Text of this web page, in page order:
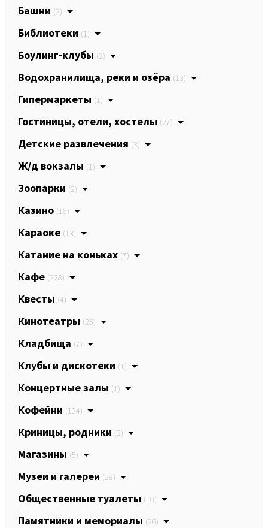
Башни (2)
Библиотеки (1)
Боулинг-клубы (2)
Водохранилища, реки и озёра (13)
Гипермаркеты (1)
Гостиницы, отели, хостелы (27)
Детские развлечения (3)
Ж/д вокзалы (1)
Зоопарки (2)
Казино (16)
Караоке (13)
Катание на коньках (7)
Кафе (228)
Квесты (4)
Кинотеатры (25)
Кладбища (7)
Клубы и дискотеки (1)
Концертные залы (1)
Кофейни (134)
Криницы, родники (3)
Магазины (5)
Музеи и галереи (29)
Общественные туалеты (10)
Памятники и мемориалы (26)